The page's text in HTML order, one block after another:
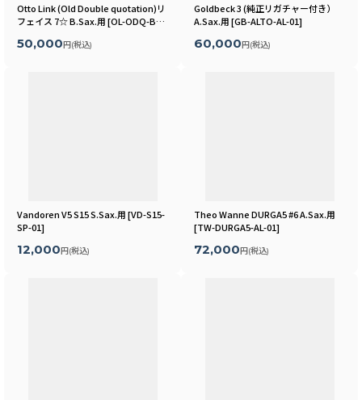
Otto Link (Old Double quotation)リ
フェイス 7☆ B.Sax.用[OL-ODQ-BR-
50,000円(税込)
Goldbeck 3 (純正リガチャー付き）
A.Sax.用[GB-ALTO-AL-01]
60,000円(税込)
Vandoren V5 S15 S.Sax.用[VD-S15-
SP-01]
12,000円(税込)
Theo Wanne DURGA5 #6 A.Sax.用
[TW-DURGA5-AL-01]
72,000円(税込)